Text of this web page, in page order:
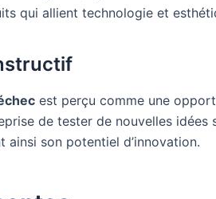
qui allient technologie et
est perçu comme une
de tester de nouvelles idées
son potentiel d’innovation.